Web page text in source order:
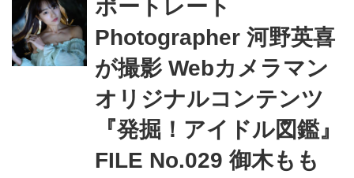
ポートレート
Photographer 河野英喜
が撮影 Webカメラマン
オリジナルコンテンツ
『発掘！アイドル図鑑』
FILE No.029 御木もも